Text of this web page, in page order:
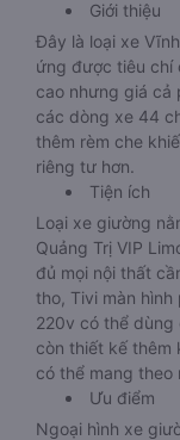
Giới thiệu
Đây là loại xe
ứng được tiêu chí
cao nhưng giá cả
các dòng xe 44
thêm rèm che
riêng tư hơn.
Tiện ích
Loại xe giường
Quảng Trị VIP
đủ mọi nội thất
tho, Tivi màn
220v có thể dùng
còn thiết kế thêm
có thể mang theo
Ưu điểm
Ngoại hình xe